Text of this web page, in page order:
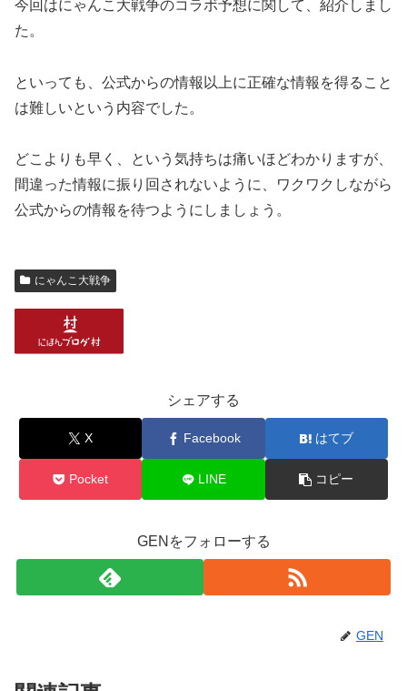
今回はにゃんこ大戦争のコラボ予想に関して、紹介しまし
た。
といっても、公式からの情報以上に正確な情報を得ること
は難しいという内容でした。
どこよりも早く、という気持ちは痛いほどわかりますが、
間違った情報に振り回されないように、ワクワクしながら
公式からの情報を待つようにしましょう。
にゃんこ大戦争
シェアする
X Facebook はてブ
Pocket LINE コピー
GENをフォローする
GEN